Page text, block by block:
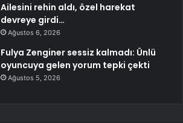
Ailesini rehin aldı, özel harekat
devreye girdi…
Ağustos 6, 2026
Fulya Zenginer sessiz kalmadı: Ünlü
oyuncuya gelen yorum tepki çekti
Ağustos 5, 2026